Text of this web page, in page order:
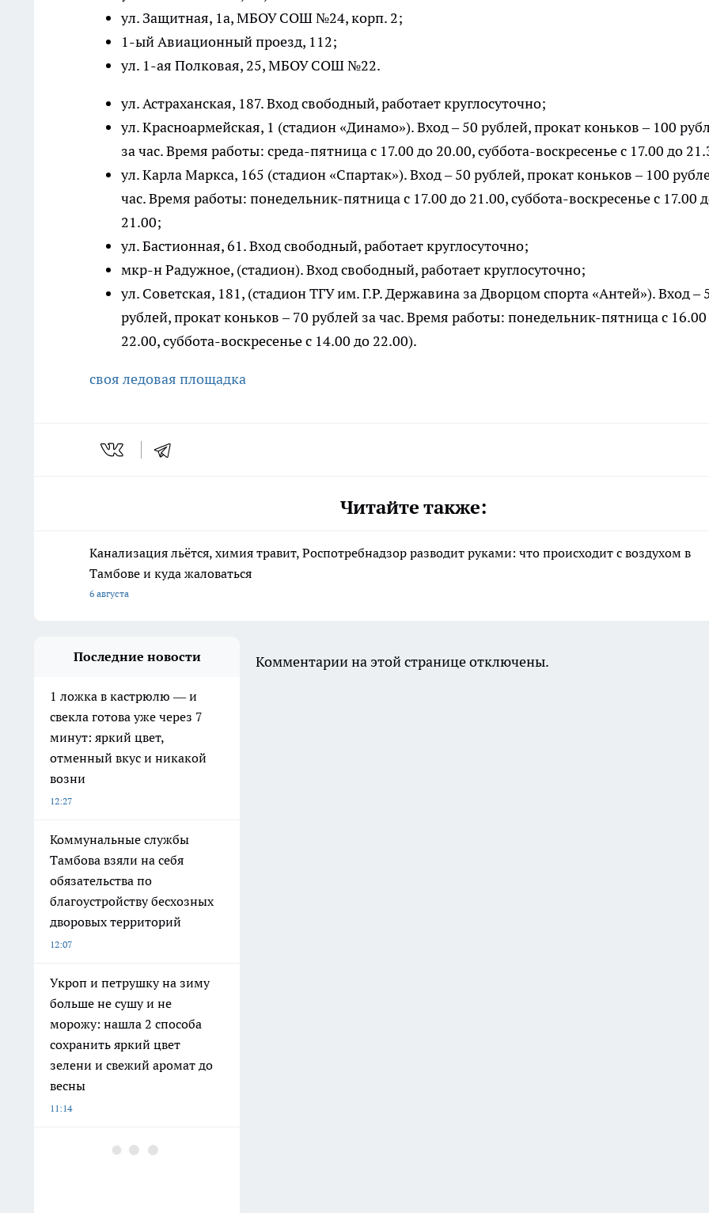
ул. Защитная, 1а, МБОУ СОШ №24, корп. 2;
1-ый Авиационный проезд, 112;
ул. 1-ая Полковая, 25, МБОУ СОШ №22.
ул. Астраханская, 187. Вход свободный, работает круглосуточно;
ул. Красноармейская, 1 (стадион «Динамо»). Вход – 50 рублей, прокат коньков – 100
за час. Время работы: среда-пятница с 17.00 до 20.00, суббота-воскресенье с 17.00 до
ул. Карла Маркса, 165 (стадион «Спартак»). Вход – 50 рублей, прокат коньков – 100
час. Время работы: понедельник-пятница с 17.00 до 21.00, суббота-воскресенье с 17.00
21.00;
ул. Бастионная, 61. Вход свободный, работает круглосуточно;
мкр-н Радужное, (стадион). Вход свободный, работает круглосуточно;
ул. Советская, 181, (стадион ТГУ им. Г.Р. Державина за Дворцом спорта «Антей»). Вход –
рублей, прокат коньков – 70 рублей за час. Время работы: понедельник-пятница с
22.00, суббота-воскресенье с 14.00 до 22.00).
своя ледовая площадка
Читайте также:
Канализация льётся, химия травит, Роспотребнадзор разводит руками: что происходит с воздухом в
Тамбове и куда жаловаться
6 августа
Последние новости
1 ложка в кастрюлю — и
свекла готова уже через 7
минут: яркий цвет,
отменный вкус и никакой
возни
12:27
Коммунальные службы
Тамбова взяли на себя
обязательства по
благоустройству бесхозных
дворовых территорий
12:07
Укроп и петрушку на зиму
больше не сушу и не
морожу: нашла 2 способа
сохранить яркий цвет
зелени и свежий аромат до
весны
11:14
В Тамбовской области 8
Комментарии на этой странице отключены.